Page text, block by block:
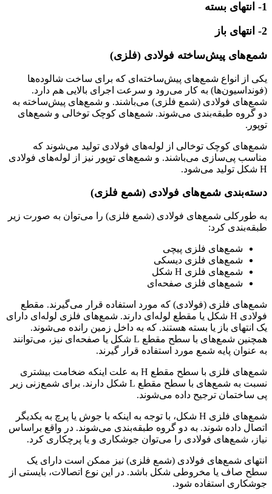
1- انتهای بسته
2- انتهای باز
شمع‌های پیش‌ساخته فولادی (فلزی)
یکی از انواع شمع‌های پیش‌ساخته‌ای که برای ساخت شالوده‌ها
(فونداسیون‌ها) به کار می‌رود و سرعت اجرای بالایی هم دارد.
شمع‌های فولادی (شمع‌ فلزی) می‌باشند. و شمع‌های پیش‌ساخته به
دو گروه طبقه‌بندی می‌شوند. شمع‌های کوچک توخالی و شمع‌های
توپور.
شمع‌های کوچک توخالی از لوله‌های فولادی تولید می‌شوند که
مناسب پی‌سازی می‌باشند. و شمع‌های توپور نیز از لوله‌های فولادی
H شکل تولید می‌شود.
دسته‌بندی شمع‌های فولادی (شمع فلزی)
به طورکلی شمع‌های فولادی (شمع فلزی) را می‌توان به صورت زیر
طبقه‌بندی کرد:
شمع‌های فلزی پیچی
شمع‌های فلزی دیسکی
شمع‌های فلزی H شکل
شمع‌های فلزی صفحه‌ای
شمع‌های فلزی (فولادی) که مورد استفاده قرار می‌گیرند. مقطع
فولادی H شکل یا مقطع لوله‌ای دارند. شمع‌های فلزی لوله‌ای دارای
یک انتهای باز یا بسته هستند. که به داخل زمین رانده می‌شوند.
همچنین شمع‌های با سطح مقطع L شکل یا صفحه‌ای نیز، می‌توانند
به عنوان پایه شمع مورد استفاده قرار گیرند.
شمع‌های فلزی با سطح مقطع H به علت اینکه ضخامت بیشتری
نسبت به شمع‌های با سطح مقطع L شکل دارند. برای شمع‌زنی زیر
پی ساختمان ترجیح داده می‌شوند.
شمع‌های فلزی H شکل، با توجه به اینکه با جوش یا پرچ به یکدیگر
اتصال داده شوند. به دو گروه طبقه‌بندی می‌شوند. در واقع براساس
نیاز، شمع‌های فولادی را می‌توان جوشکاری و یا پرچکاری کرد.
انتهای شمع‌های فولادی (شمع فلزی) نیز ممکن است دارای یک
سطح صاف یا مخروطی شکل باشد. در این نوع اتصالات، بایستی از
جوشکاری استفاده شود.